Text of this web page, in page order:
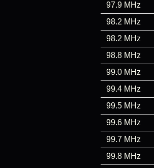
97.9 MHz
98.2 MHz
98.2 MHz
98.8 MHz
99.0 MHz
99.4 MHz
99.5 MHz
99.6 MHz
99.7 MHz
99.8 MHz